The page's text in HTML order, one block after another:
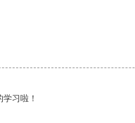
习啦！